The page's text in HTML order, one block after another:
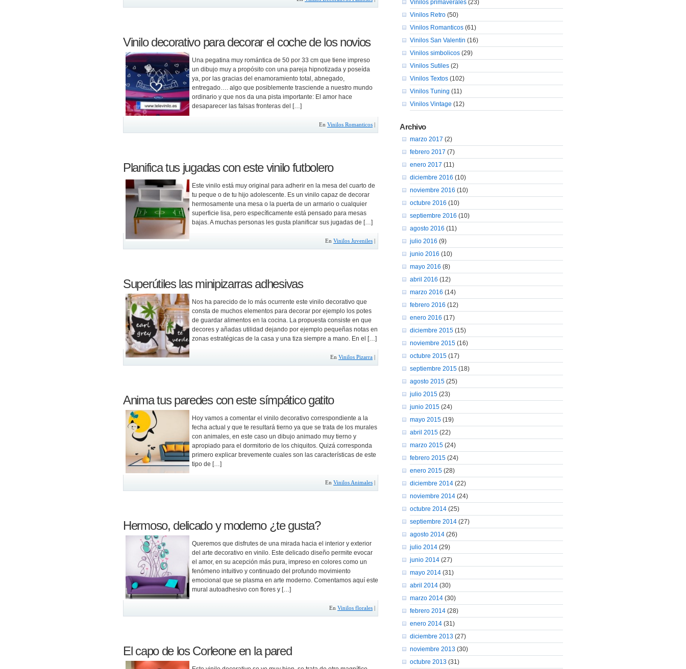
Vinilo decorativo para decorar el coche de los novios
Una pegatina muy romántica de 50 por 33 cm que tiene impreso
un dibujo muy a propósito con una pareja hipnotizada y poseída
ya, por las gracias del enamoramiento total, abnegado,
entregado…. algo que posiblemente trasciende a nuestro mundo
ordinario y que nos da una pista importante: El amor hace
desaparecer las falsas fronteras del […]
En Vinilos Romanticos
Planifica tus jugadas con este vinilo futbolero
Este vinilo está muy original para adherir en la mesa del cuarto de
tu peque o de tu hijo adolescente. Es un vinilo capaz de decorar
hermosamente una mesa o la puerta de un armario o cualquier
superficie lisa, pero específicamente está pensado para mesas
bajas. A muchas personas les gusta planificar sus jugadas de […]
En Vinilos Juveniles
Superútiles las minipizarras adhesivas
Nos ha parecido de lo más ocurrente este vinilo decorativo que
consta de muchos elementos para decorar por ejemplo los potes
de guardar alimentos en la cocina. La propuesta consiste en que
decores y añadas utilidad dejando por ejemplo pequeñas notas en
zonas estratégicas de la casa y una tiza siempre a mano. En el […]
En Vinilos Pizarra
Anima tus paredes con este símpático gatito
Hoy vamos a comentar el vinilo decorativo correspondiente a la
fecha actual y que te resultará tierno ya que se trata de los murales
con animales, en este caso un dibujo animado muy tierno y
apropiado para el dormitorio de los chiquitos. Quizá corresponda
primero explicar brevemente cuales son las características de este
tipo de […]
En Vinilos Animales
Hermoso, delicado y moderno ¿te gusta?
Queremos que disfrutes de una mirada hacia el interior y exterior
del arte decorativo en vinilo. Este delicado diseño permite evocar
el amor, en su acepción más pura, impreso en colores como un
fenómeno intuitivo y continuado del profundo movimiento
emocional que se plasma en arte moderno. Comentamos aquí este
mural autoadhesivo con flores y […]
En Vinilos florales
El capo de los Corleone en la pared
Vinilos primaverales (23)
Vinilos Retro (50)
Vinilos Romanticos (61)
Vinilos San Valentin (16)
Vinilos simbolicos (29)
Vinilos Sutiles (2)
Vinilos Textos (102)
Vinilos Tuning (11)
Vinilos Vintage (12)
Archivo
marzo 2017 (2)
febrero 2017 (7)
enero 2017 (11)
diciembre 2016 (10)
noviembre 2016 (10)
octubre 2016 (10)
septiembre 2016 (10)
agosto 2016 (11)
julio 2016 (9)
junio 2016 (10)
mayo 2016 (8)
abril 2016 (12)
marzo 2016 (14)
febrero 2016 (12)
enero 2016 (17)
diciembre 2015 (15)
noviembre 2015 (16)
octubre 2015 (17)
septiembre 2015 (18)
agosto 2015 (25)
julio 2015 (23)
junio 2015 (24)
mayo 2015 (19)
abril 2015 (22)
marzo 2015 (24)
febrero 2015 (24)
enero 2015 (28)
diciembre 2014 (22)
noviembre 2014 (24)
octubre 2014 (25)
septiembre 2014 (27)
agosto 2014 (26)
julio 2014 (29)
junio 2014 (27)
mayo 2014 (31)
abril 2014 (30)
marzo 2014 (30)
febrero 2014 (28)
enero 2014 (31)
diciembre 2013 (27)
noviembre 2013 (30)
octubre 2013 (31)